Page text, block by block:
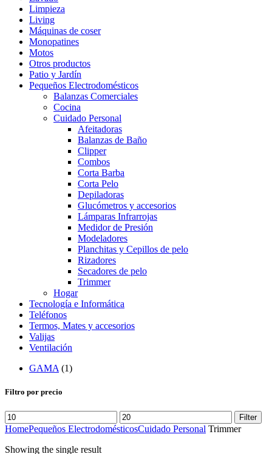
Limpieza
Living
Máquinas de coser
Monopatines
Motos
Otros productos
Patio y Jardín
Pequeños Electrodomésticos
Balanzas Comerciales
Cocina
Cuidado Personal
Afeitadoras
Balanzas de Baño
Clipper
Combos
Corta Barba
Corta Pelo
Depiladoras
Glucómetros y accesorios
Lámparas Infrarrojas
Medidor de Presión
Modeladores
Planchitas y Cepillos de pelo
Rizadores
Secadores de pelo
Trimmer
Hogar
Tecnología e Informática
Teléfonos
Termos, Mates y accesorios
Valijas
Ventilación
GAMA (1)
Filtro por precio
Filter
HomePequeños ElectrodomésticosCuidado Personal Trimmer
Showing the single result